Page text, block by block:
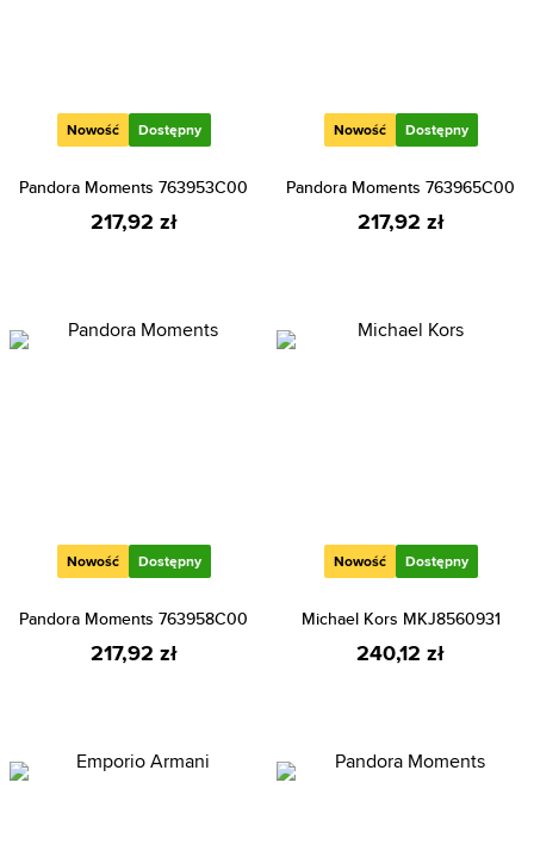
Nowość Dostępny
Pandora Moments 763953C00
217,92 zł
Nowość Dostępny
Pandora Moments 763965C00
217,92 zł
Nowość Dostępny
Pandora Moments 763958C00
217,92 zł
Nowość Dostępny
Michael Kors MKJ8560931
240,12 zł